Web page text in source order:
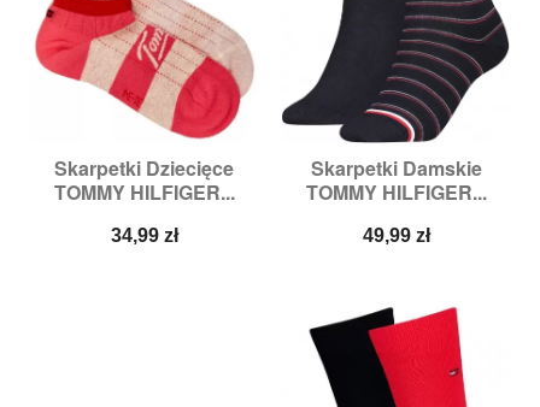
Skarpetki Dziecięce
TOMMY HILFIGER...
Cena
34,99 zł
Skarpetki Damskie
TOMMY HILFIGER...
Cena
49,99 zł